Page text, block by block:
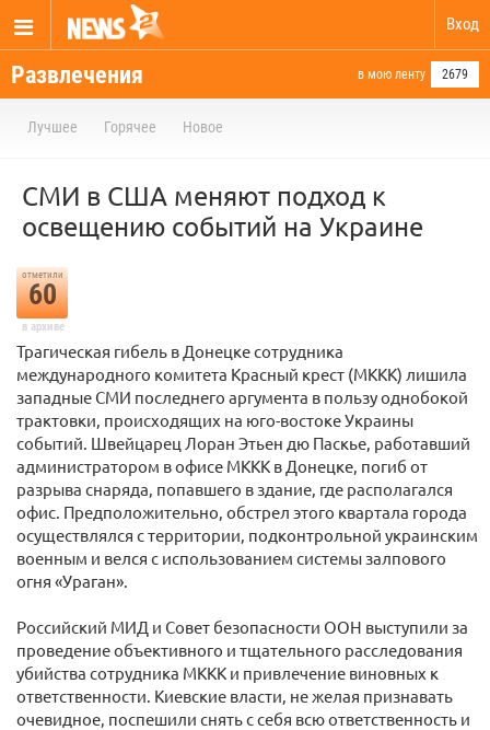
Вход
Развлечения в мою ленту 2679
Лучшее Горячее Новое
СМИ в США меняют подход к
освещению событий на Украине
отметили
60
в архиве
Трагическая гибель в Донецке сотрудника
международного комитета Красный крест (МККК) лишила
западные СМИ последнего аргумента в пользу однобокой
трактовки, происходящих на юго-востоке Украины
событий. Швейцарец Лоран Этьен дю Паскье, работавший
администратором в офисе МККК в Донецке, погиб от
разрыва снаряда, попавшего в здание, где располагался
офис. Предположительно, обстрел этого квартала города
осуществлялся с территории, подконтрольной украинским
военным и велся с использованием системы залпового
огня «Ураган».
Российский МИД и Совет безопасности ООН выступили за
проведение объективного и тщательного расследования
убийства сотрудника МККК и привлечение виновных к
ответственности. Киевские власти, не желая признавать
очевидное, поспешили снять с себя всю ответственность и